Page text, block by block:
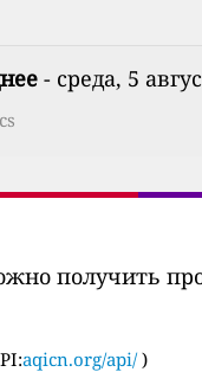
- среда, 5
получить
aqicn.org/api/ )